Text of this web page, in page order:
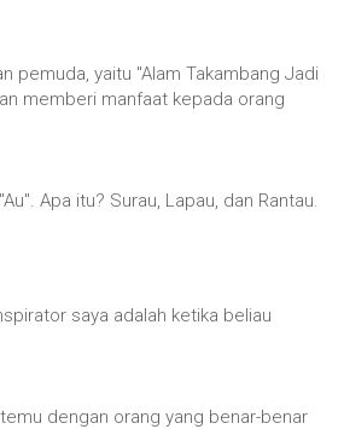
pemuda, yaitu "Alam Takambang Jadi
memberi manfaat kepada orang
Apa itu? Surau, Lapau, dan Rantau.
saya adalah ketika beliau
dengan orang yang benar-benar